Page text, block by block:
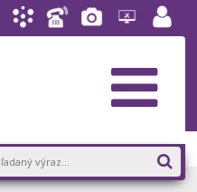
Akademický
TelefónnyFotogaléria
Helpdesk
portál